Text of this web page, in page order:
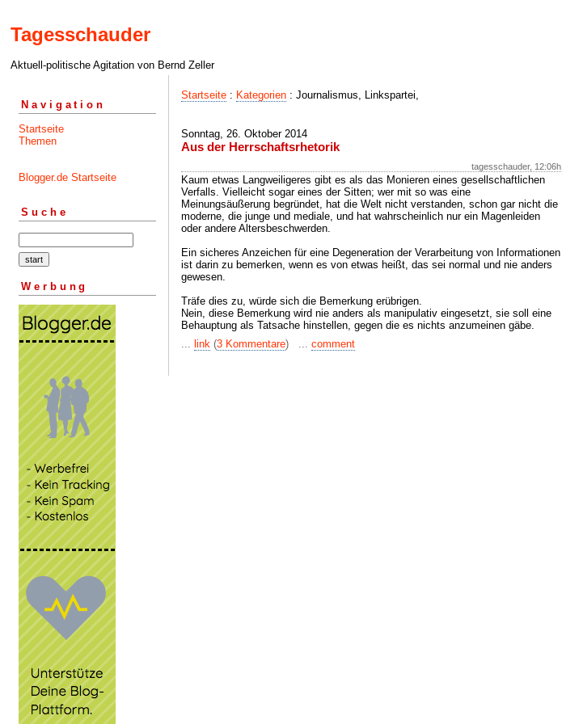
Tagesschauder
Aktuell-politische Agitation von Bernd Zeller
Navigation
Startseite
Themen
Blogger.de Startseite
Suche
Werbung
Startseite : Kategorien : Journalismus, Linkspartei,
Sonntag, 26. Oktober 2014
Aus der Herrschaftsrhetorik
tagesschauder, 12:06h
Kaum etwas Langweiligeres gibt es als das Monieren eines gesellschaftlichen
Verfalls. Vielleicht sogar eines der Sitten; wer mit so was eine
Meinungsäußerung begründet, hat die Welt nicht verstanden, schon gar nicht die
moderne, die junge und mediale, und hat wahrscheinlich nur ein Magenleiden
oder andere Altersbeschwerden.
Ein sicheres Anzeichen für eine Degeneration der Verarbeitung von Informationen
ist darin zu bemerken, wenn es von etwas heißt, das sei normal und nie anders
gewesen.
Träfe dies zu, würde sich die Bemerkung erübrigen.
Nein, diese Bemerkung wird nie anders als manipulativ eingesetzt, sie soll eine
Behauptung als Tatsache hinstellen, gegen die es nichts anzumeinen gäbe.
... link (3 Kommentare) ... comment